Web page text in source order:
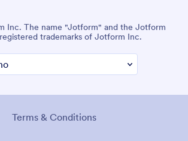
Inc. The name "Jotform" and the Jotform
trademarks of Jotform Inc.
Terms & Conditions